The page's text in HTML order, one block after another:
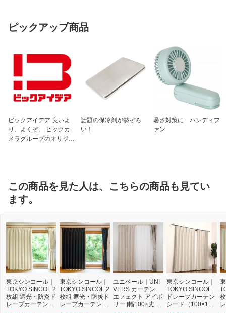
ピックアップ商品
ビックアイデア 良いよ
り、よくぞ。 ビックカ
メラグループのオリジナ
話題の保冷剤が勢ぞろ
い！
暑さ対策に ハンディフ
ァン
この商品を見た人は、こちらの商品も見てい
ます。
東京シンコール｜
TOKYO SINCOL 2
枚組 遮光・防炎ド
レープカーテン マ
東京シンコール｜
TOKYO SINCOL 2
枚組 遮光・防炎ド
レープカーテン マ
ユニベール｜UNI
VERS カーテン
エフェクト アイボ
リー [幅100×丈17
東京シンコール｜
TOKYO SINCOL
ドレープカーテン
シード（100×135